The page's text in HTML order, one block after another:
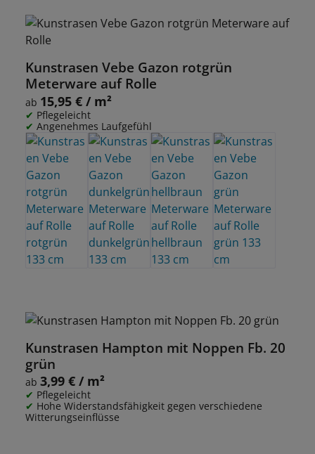
Kunstrasen Vebe Gazon rotgrün
Meterware auf Rolle
Regulärer Preis:
ab 15,95 € / m²
Pflegeleicht
Angenehmes Laufgefühl
Kunstrasen Hampton mit Noppen Fb. 20
grün
Regulärer Preis:
ab 3,99 € / m²
Pflegeleicht
Hohe Widerstandsfähigkeit gegen verschiedene
Witterungseinflüsse